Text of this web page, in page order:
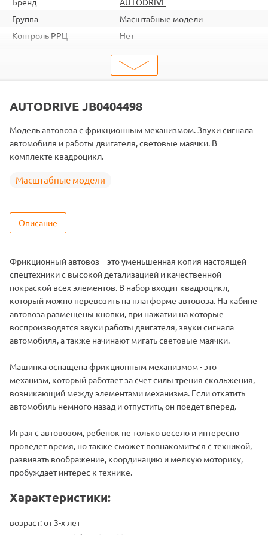
Группа
Масштабные модели
Контроль РРЦ
Нет
120
4699004044989
AUTODRIVE JB0404498
Модель автовоза с фрикционным механизмом. Звуки сигнала
автомобиля и работы двигателя, световые маячки. В
комплекте квадроцикл.
Масштабные модели
Описание
Фрикционный автовоз – это уменьшенная копия настоящей
спецтехники с высокой детализацией и качественной
покраской всех элементов. В набор входит квадроцикл,
который можно перевозить на платформе автовоза. На кабине
автовоза размещены кнопки, при нажатии на которые
воспроизводятся звуки работы двигателя, звуки сигнала
автомобиля, а также начинают мигать световые маячки.
Машинка оснащена фрикционным механизмом - это
механизм, который работает за счет силы трения скольжения,
возникающий между элементами механизма. Если откатить
автомобиль немного назад и отпустить, он поедет вперед.
Играя с автовозом, ребенок не только весело и интересно
проведет время, но также сможет познакомиться с техникой,
развивать воображение, координацию и мелкую моторику,
пробуждает интерес к технике.
Характеристики:
возраст: от 3-х лет